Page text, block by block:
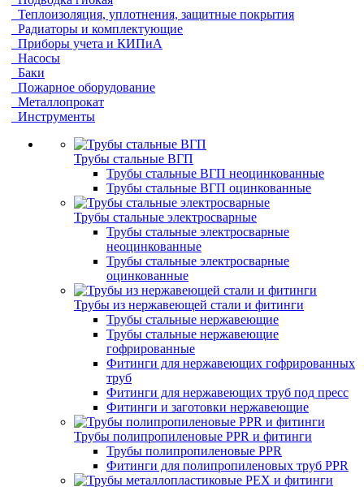
Теплоизоляция, уплотнения, защитные покрытия
Радиаторы и комплектующие
Приборы учета и КИПиА
Насосы
Баки
Пожарное оборудование
Металлопрокат
Инструменты
Трубы стальные ВГП
Трубы стальные ВГП неоцинкованные
Трубы стальные ВГП оцинкованные
Трубы стальные электросварные
Трубы стальные электросварные
неоцинкованные
Трубы стальные электросварные
оцинкованные
Трубы из нержавеющей стали и фитинги
Трубы стальные нержавеющие
Трубы стальные нержавеющие
гофрированные
Фитинги для нержавеющих гофрированных
труб
Фитинги для нержавеющих труб под пресс
Фитинги и заготовки нержавеющие
Трубы полипропиленовые PPR и фитинги
Трубы полипропиленовые PPR
Фитинги для полипропиленовых труб PPR